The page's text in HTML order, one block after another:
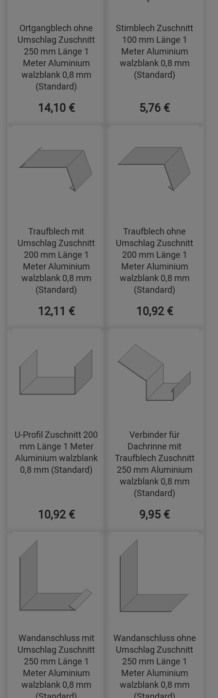
Ortgangblech ohne
Umschlag Zuschnitt
250 mm Länge 1
Meter Aluminium
walzblank 0,8 mm
(Standard)
14,10 €
Stirnblech Zuschnitt
100 mm Länge 1
Meter Aluminium
walzblank 0,8 mm
(Standard)
5,76 €
Traufblech mit
Umschlag Zuschnitt
200 mm Länge 1
Meter Aluminium
walzblank 0,8 mm
(Standard)
12,11 €
Traufblech ohne
Umschlag Zuschnitt
200 mm Länge 1
Meter Aluminium
walzblank 0,8 mm
(Standard)
10,92 €
U-Profil Zuschnitt 200
mm Länge 1 Meter
Aluminium walzblank
0,8 mm (Standard)
10,92 €
Verbinder für
Dachrinne mit
Traufblech Zuschnitt
250 mm Aluminium
walzblank 0,8 mm
(Standard)
9,95 €
Wandanschluss mit
Umschlag Zuschnitt
250 mm Länge 1
Meter Aluminium
walzblank 0,8 mm
Wandanschluss ohne
Umschlag Zuschnitt
250 mm Länge 1
Meter Aluminium
walzblank 0,8 mm